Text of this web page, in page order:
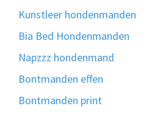
Kunstleer hondenmanden
Bia Bed Hondenmanden
Napzzz hondenmand
Bontmanden effen
Bontmanden print